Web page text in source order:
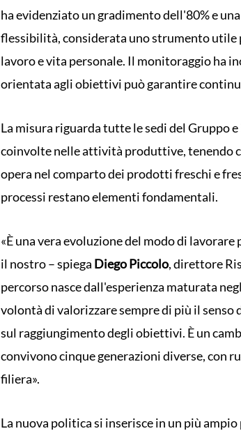
ha evidenziato un gradimento dell'80% e
flessibilità, considerata uno strumento
lavoro e vita personale. Il monitoraggio ha
orientata agli obiettivi può garantire
La misura riguarda tutte le sedi del Gruppo
coinvolte nelle attività produttive, tenendo
opera nel comparto dei prodotti freschi e
processi restano elementi fondamentali.
«È una vera evoluzione del modo di
il nostro – spiega Diego Piccolo, direttore
percorso nasce dall'esperienza maturata
volontà di valorizzare sempre di più il
sul raggiungimento degli obiettivi. È un
convivono cinque generazioni diverse, con
filiera».
La nuova politica si inserisce in un più